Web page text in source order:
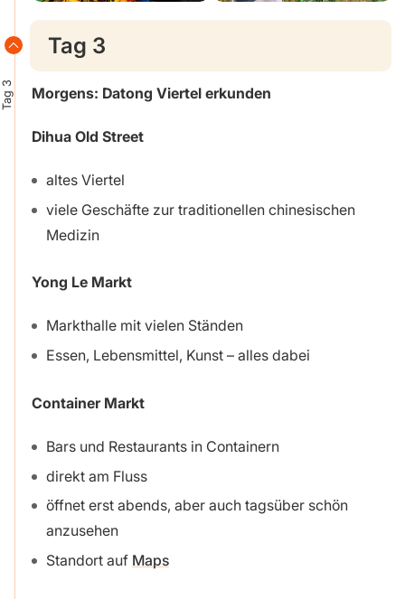
Tag 3
Tag 3
Morgens: Datong Viertel erkunden
Dihua Old Street
altes Viertel
viele Geschäfte zur traditionellen chinesischen
Medizin
Yong Le Markt
Markthalle mit vielen Ständen
Essen, Lebensmittel, Kunst – alles dabei
Container Markt
Bars und Restaurants in Containern
direkt am Fluss
öffnet erst abends, aber auch tagsüber schön
anzusehen
Standort auf Maps